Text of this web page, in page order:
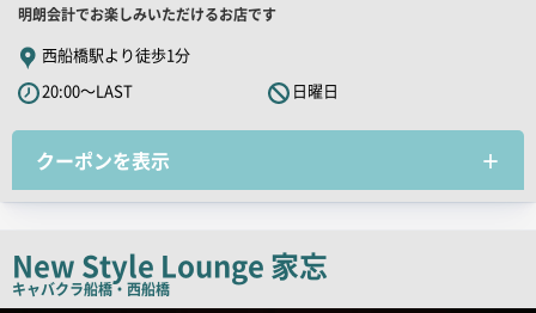
舗
PR
キ
ャ
ッ
コ
明朗会計でお楽しみいただけるお店です
西船橋駅より徒歩1分
20:00～LAST
日曜日
クーポンを表示
New Style Lounge 家忘
キャバクラ船橋・西船橋